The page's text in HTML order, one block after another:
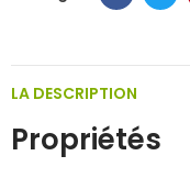
LA DESCRIPTION
Propriétés